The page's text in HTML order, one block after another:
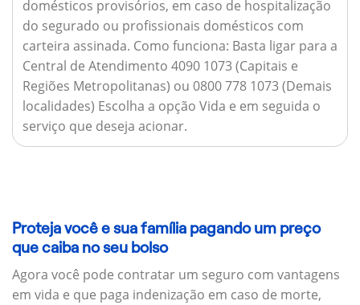
domésticos provisórios, em caso de hospitalização
do segurado ou profissionais domésticos com
carteira assinada. Como funciona: Basta ligar para a
Central de Atendimento 4090 1073 (Capitais e
Regiões Metropolitanas) ou 0800 778 1073 (Demais
localidades) Escolha a opção Vida e em seguida o
serviço que deseja acionar.
Proteja você e sua família pagando um preço
que caiba no seu bolso
Agora você pode contratar um seguro com vantagens
em vida e que paga indenização em caso de morte,